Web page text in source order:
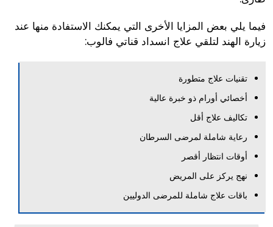
فيما يلي بعض المزايا الأخرى التي يمكنك الاستفادة منها عند
زيارة الهند لتلقي علاج انسداد قناتي فالوب:
تقنيات علاج متطورة
أخصائي أورام ذو خبرة عالية
تكاليف علاج أقل
رعاية شاملة لمرضى السرطان
أوقات انتظار أقصر
نهج يركز على المريض
باقات علاج شاملة للمرضى الدوليين